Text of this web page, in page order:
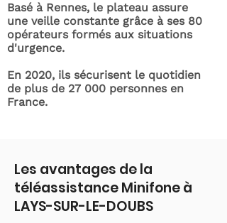
Basé à Rennes, le plateau assure
une veille constante grâce à ses 80
opérateurs formés aux situations
d'urgence.
En 2020, ils sécurisent le quotidien
de plus de 27 000 personnes en
France.
Les avantages de la
téléassistance Minifone à
LAYS-SUR-LE-DOUBS